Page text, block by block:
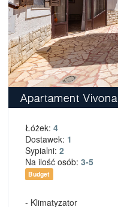
Apartament Vivona
Łóżek: 4
Dostawek: 1
Sypialni: 2
Na ilość osób: 3-5
Budget
- Klimatyzator